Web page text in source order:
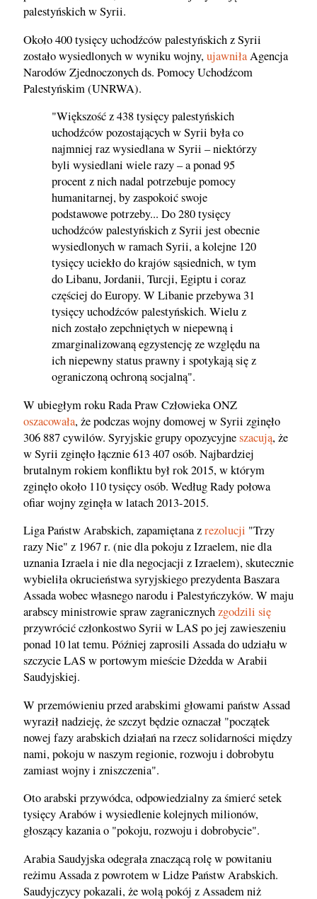
palestyńskich w Syrii.
Około 400 tysięcy uchodźców palestyńskich z Syrii
zostało wysiedlonych w wyniku wojny,ujawniłaAgencja
Narodów Zjednoczonych ds. Pomocy Uchodźcom
Palestyńskim (UNRWA).
"Większość z 438 tysięcy palestyńskich
uchodźców pozostających w Syrii była co
najmniej raz wysiedlana w Syrii – niektórzy
byli wysiedlani wiele razy – a ponad 95
procent z nich nadal potrzebuje pomocy
humanitarnej, by zaspokoić swoje
podstawowe potrzeby... Do 280 tysięcy
uchodźców palestyńskich z Syrii jest obecnie
wysiedlonych w ramach Syrii, a kolejne 120
tysięcy uciekło do krajów sąsiednich, w tym
do Libanu, Jordanii, Turcji, Egiptu i coraz
częściej do Europy. W Libanie przebywa 31
tysięcy uchodźców palestyńskich. Wielu z
nich zostało zepchniętych w niepewną i
zmarginalizowaną egzystencję ze względu na
ich niepewny status prawny i spotykają się z
ograniczoną ochroną socjalną".
W ubiegłym roku Rada Praw Człowieka ONZ
oszacowała, że podczas wojny domowej w Syrii zginęło
306 887 cywilów. Syryjskie grupy opozycyjneszacują, że
w Syrii zginęło łącznie 613 407 osób. Najbardziej
brutalnym rokiem konfliktu był rok 2015, w którym
zginęło około 110 tysięcy osób. Według Rady połowa
ofiar wojny zginęła w latach 2013-2015.
Liga Państw Arabskich, zapamiętana zrezolucji "Trzy
razy Nie" z 1967 r. (nie dla pokoju z Izraelem, nie dla
uznania Izraela i nie dla negocjacji z Izraelem), skutecznie
wybieliła okrucieństwa syryjskiego prezydenta Baszara
Assada wobec własnego narodu i Palestyńczyków. W maju
arabscy ministrowie spraw zagranicznychzgodzili się
przywrócić członkostwo Syrii w LAS po jej zawieszeniu
ponad 10 lat temu. Później zaprosili Assada do udziału w
szczycie LAS w portowym mieście Dżedda w Arabii
Saudyjskiej.
W przemówieniu przed arabskimi głowami państw Assad
wyraził nadzieję, że szczyt będzie oznaczał "początek
nowej fazy arabskich działań na rzecz solidarności między
nami, pokoju w naszym regionie, rozwoju i dobrobytu
zamiast wojny i zniszczenia".
Oto arabski przywódca, odpowiedzialny za śmierć setek
tysięcy Arabów i wysiedlenie kolejnych milionów,
głoszący kazania o "pokoju, rozwoju i dobrobycie".
Arabia Saudyjska odegrała znaczącą rolę w powitaniu
reżimu Assada z powrotem w Lidze Państw Arabskich.
Saudyjczycy pokazali, że wolą pokój z Assadem niż